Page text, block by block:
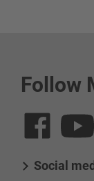
Follow
Social